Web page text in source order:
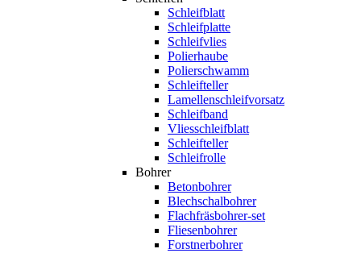
Schleifblatt
Schleifplatte
Schleifvlies
Polierhaube
Polierschwamm
Schleifteller
Lamellenschleifvorsatz
Schleifband
Vliesschleifblatt
Schleifteller
Schleifrolle
Bohrer
Betonbohrer
Blechschalbohrer
Flachfräsbohrer-set
Fliesenbohrer
Forstnerbohrer